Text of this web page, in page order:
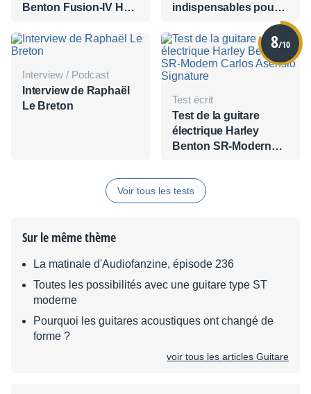
Benton Fusion-IV HSS
indispensables pour
Interview / Podcast
Interview de Raphaël
Le Breton
8/10
Test écrit
Test de la guitare
électrique Harley
Benton SR-Modern
Signature
Voir tous les tests
Sur le même thème
La matinale d'Audiofanzine, épisode 236
Toutes les possibilités avec une guitare type ST
moderne
Pourquoi les guitares acoustiques ont changé de
forme ?
voir tous les articles Guitare